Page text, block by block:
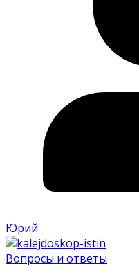
Юрий
Вопросы и ответы